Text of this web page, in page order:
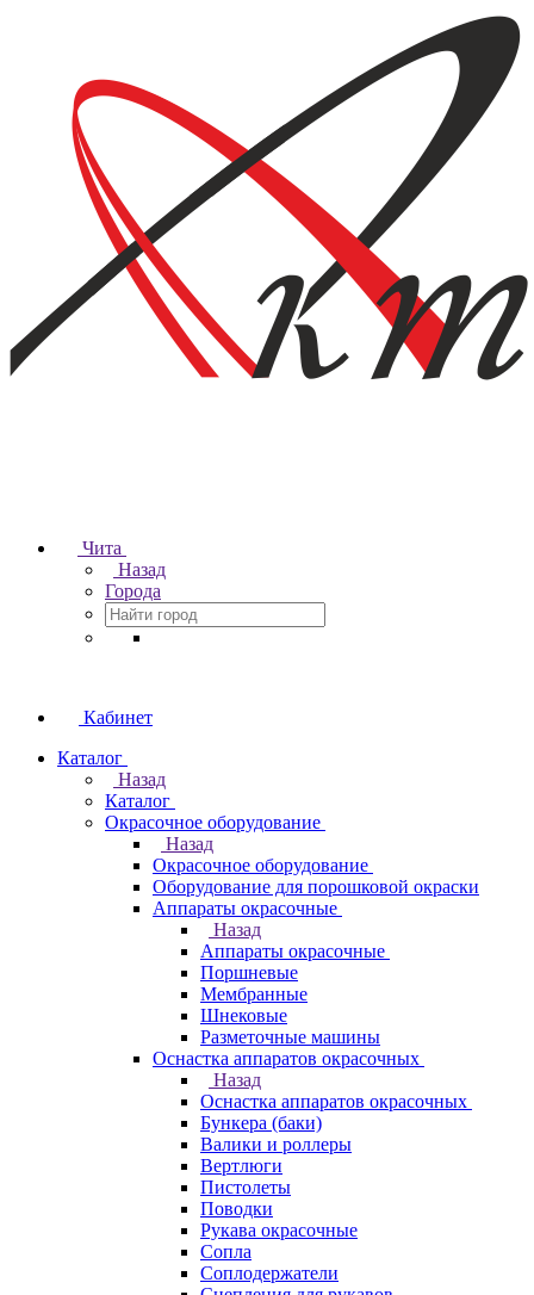
Чита
Назад
Города
Кабинет
Каталог
Назад
Каталог
Окрасочное оборудование
Назад
Окрасочное оборудование
Оборудование для порошковой окраски
Аппараты окрасочные
Назад
Аппараты окрасочные
Поршневые
Мембранные
Шнековые
Разметочные машины
Оснастка аппаратов окрасочных
Назад
Оснастка аппаратов окрасочных
Бункера (баки)
Валики и роллеры
Вертлюги
Пистолеты
Поводки
Рукава окрасочные
Сопла
Соплодержатели